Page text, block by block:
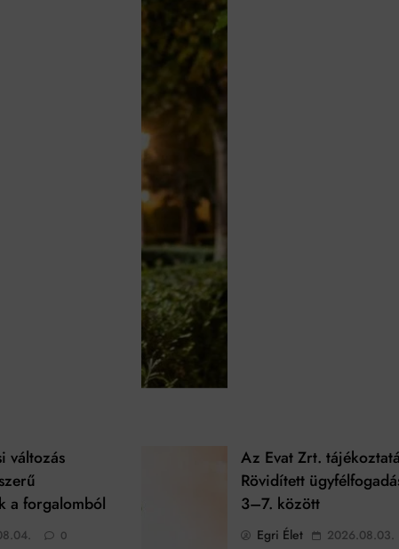
változás
a forgalomból
0
Az Evat Zrt.
Rövidített
3–7. között
Egri Élet 2026.08.03.